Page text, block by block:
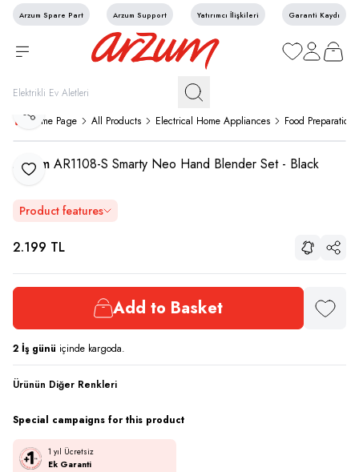
Arzum Spare Part Arzum Support Yatırımcı İlişkileri Garanti Kaydı
My Favorites
My Account
My Cart
Home Page All Products Electrical Home Appliances Food Preparation
Add to Favorite
Share
Arzum AR1108-S Smarty Neo Hand Blender Set - Black
Product features
2.199 TL Share
Add to Basket Add to
2 İş günü içinde kargoda.
Ürünün Diğer Renkleri
Special campaigns for this product
1 yıl Ücretsiz
Ek Garanti